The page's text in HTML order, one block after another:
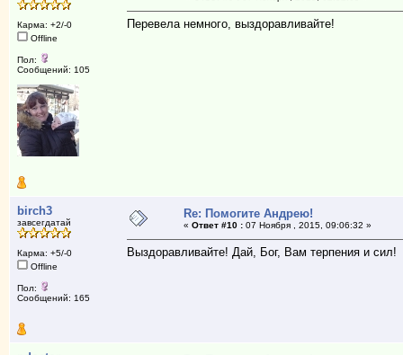
Карма: +2/-0
Offline
Пол:
Сообщений: 105
Перевела немного, выздоравливайте!
birch3
завсегдатай
Карма: +5/-0
Offline
Пол:
Сообщений: 165
Re: Помогите Андрею!
« Ответ #10 :07 Ноября , 2015, 09:06:32 »
Выздоравливайте! Дай, Бог, Вам терпения и сил!